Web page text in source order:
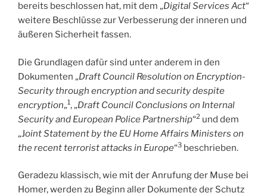
bereits beschlossen hat, mit dem „Digital Services Act“
weitere Beschlüsse zur Verbesserung der inneren und
äußeren Sicherheit fassen.
Die Grundlagen dafür sind unter anderem in den
Dokumenten „Draft Council Resolution on Encryption-
Security through encryption and security despite
encryption„1, „Draft Council Conclusions on Internal
Security and European Police Partnership“2 und dem
„Joint Statement by the EU Home Affairs Ministers on
the recent terrorist attacks in Europe“3 beschrieben.
Geradezu klassisch, wie mit der Anrufung der Muse bei
Homer, werden zu Beginn aller Dokumente der Schutz